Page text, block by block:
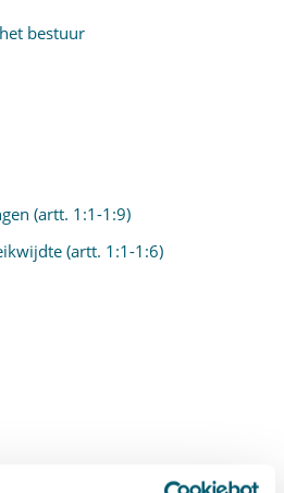
bestuur
(artt. 1:1-1:9)
(artt. 1:1-1:6)